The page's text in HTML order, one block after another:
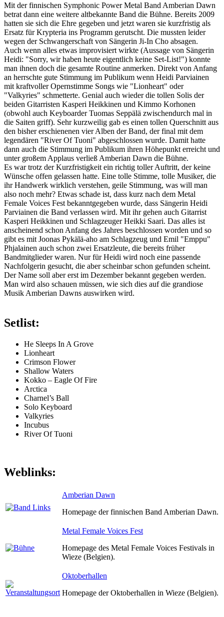
Mit der finnischen Symphonic Power Metal Band Amberian Dawn
betrat dann eine weitere altbekannte Band die Bühne. Bereits 2009
hatten sie sich die Ehre gegeben und jetzt waren sie kurzfristig als
Ersatz für Krypteria ins Programm gerutscht. Die mussten leider
wegen der Schwangerschaft von Sängerin Ji-In Cho absagen.
Auch wenn alles etwas improvisiert wirkte (Aussage von Sängerin
Heidi: "Sorry, wir haben heute eigentlich keine Set-List!") konnte
man ihnen doch die gesamte Routine anmerken. Direkt von Anfang
an herrschte gute Stimmung im Publikum wenn Heidi Parviainen
mit kraftvoller Opernstimme Songs wie "Lionheart" oder
"Valkyries" schmetterte. Genial auch wieder die tollen Solis der
beiden Gitarristen Kasperi Heikkinen und Kimmo Korhonen
(obwohl auch Keyboarder Tuomas Seppälä zwischendurch mal in
die Saiten griff). Sehr kurzweilig gab es einen tollen Querschnitt aus
den bisher erschienenen vier Alben der Band, der final mit dem
legendären "River Of Tuoni" abgeschlossen wurde. Damit hatte
dann auch die Stimmung im Publikum ihren Höhepunkt erreicht und
unter großem Applaus verließ Amberian Dawn die Bühne.
Es war trotz der Kurzfristigkeit ein richtig toller Auftritt, der keine
Wünsche offen gelassen hatte. Eine tolle Stimme, tolle Musiker, die
ihr Handwerk wirklich verstehen, geile Stimmung, was will man
also noch mehr? Etwas schade ist, dass kurz nach dem Metal
Female Voices Fest bekanntgegeben wurde, dass Sängerin Heidi
Parviainen die Band verlassen wird. Mit ihr gehen auch Gitarrist
Kasperi Heikkinen und Schlagzeuger Heikki Saari. Das alles ist
anscheinend schon Anfang des Jahres beschlossen worden und so
gibt es mit Joonas Pykälä-aho am Schlagzeug und Emil "Emppu"
Phjalainen auch schon zwei Ersatzleute, die bereits früher
Bandmitglieder waren. Nur für Heidi wird noch eine passende
Nachfolgerin gesucht, die aber scheinbar schon gefunden scheint.
Der Name soll aber erst im Dezember bekannt gegeben werden.
Man wird also schauen müssen, wie sich dies auf die grandiose
Musik Amberian Dawns auswirken wird.
Setlist:
He Sleeps In A Grove
Lionheart
Crimson Flower
Shallow Waters
Kokko – Eagle Of Fire
Arctica
Charnel’s Ball
Solo Keyboard
Valkyries
Incubus
River Of Tuoni
Weblinks:
Amberian Dawn
Homepage der finnischen Band Amberian Dawn.
Metal Female Voices Fest
Homepage des Metal Female Voices Festivals in
Wieze (Belgien).
Oktoberhallen
Homepage der Oktoberhallen in Wieze (Belgien).